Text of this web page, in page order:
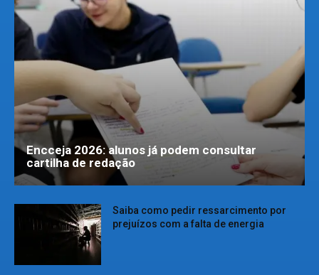
Encceja 2026: alunos já podem consultar
cartilha de redação
Saiba como pedir ressarcimento por
prejuízos com a falta de energia